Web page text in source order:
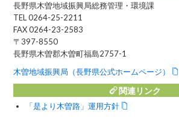
長野県木曽地域振興局総務管理・環境課
TEL 0264-25-2211
FAX 0264-23-2583
〒397-8550
長野県木曽郡木曽町福島2757-1
木曽地域振興局（長野県公式ホームページ）
関連リンク
「是より木曽路」運用方針